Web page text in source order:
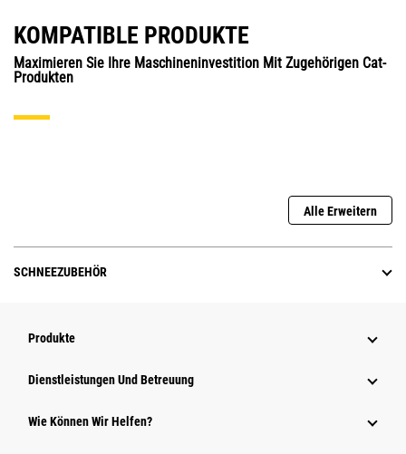
KOMPATIBLE PRODUKTE
Maximieren Sie Ihre Maschineninvestition Mit Zugehörigen Cat-
Produkten
Alle Erweitern
SCHNEEZUBEHÖR
Produkte
Dienstleistungen Und Betreuung
Wie Können Wir Helfen?